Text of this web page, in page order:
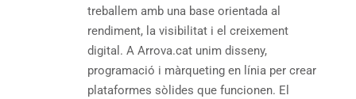
treballem amb una base orientada al
rendiment, la visibilitat i el creixement
digital. A Arrova.cat unim disseny,
programació i màrqueting en línia per crear
plataformes sòlides que funcionen. El